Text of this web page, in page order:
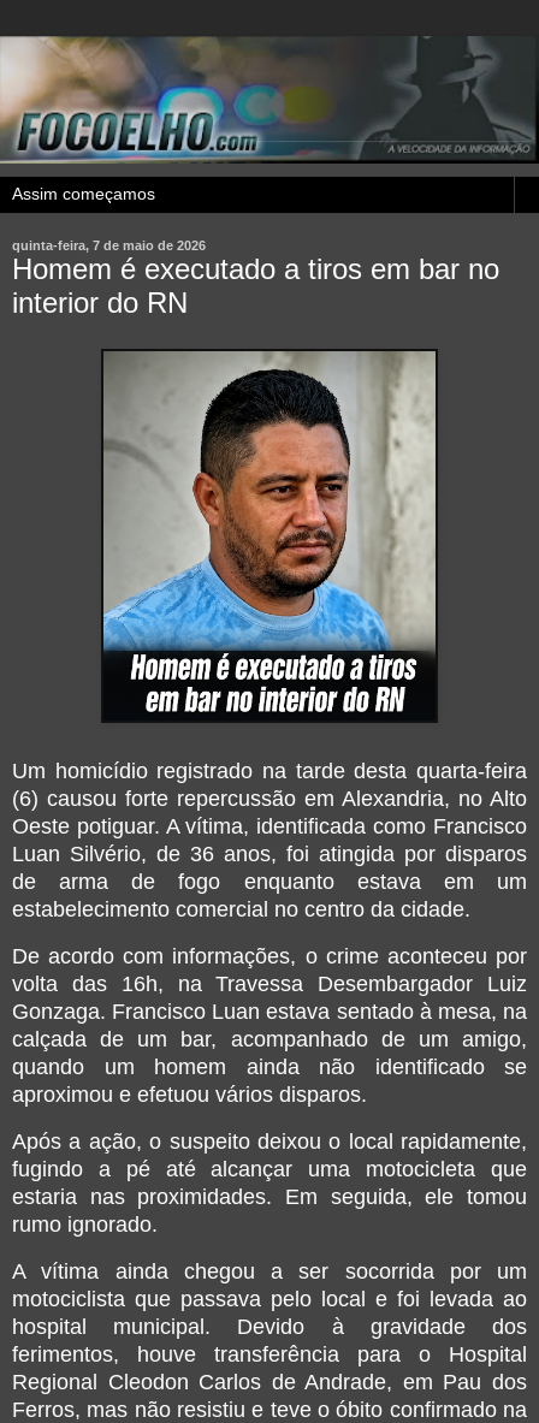
quinta-feira, 7 de maio de 2026
Homem é executado a tiros em bar no
interior do RN
Um homicídio registrado na tarde desta quarta-feira
(6) causou forte repercussão em Alexandria, no Alto
Oeste potiguar. A vítima, identificada como Francisco
Luan Silvério, de 36 anos, foi atingida por disparos
de arma de fogo enquanto estava em um
estabelecimento comercial no centro da cidade.
De acordo com informações, o crime aconteceu por
volta das 16h, na Travessa Desembargador Luiz
Gonzaga. Francisco Luan estava sentado à mesa, na
calçada de um bar, acompanhado de um amigo,
quando um homem ainda não identificado se
aproximou e efetuou vários disparos.
Após a ação, o suspeito deixou o local rapidamente,
fugindo a pé até alcançar uma motocicleta que
estaria nas proximidades. Em seguida, ele tomou
rumo ignorado.
A vítima ainda chegou a ser socorrida por um
motociclista que passava pelo local e foi levada ao
hospital municipal. Devido à gravidade dos
ferimentos, houve transferência para o Hospital
Regional Cleodon Carlos de Andrade, em Pau dos
Ferros, mas não resistiu e teve o óbito confirmado na